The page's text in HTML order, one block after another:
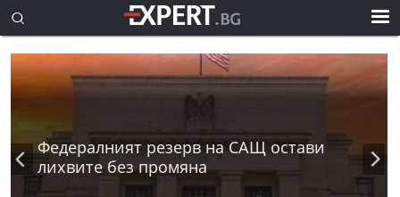
Федералният резерв на САЩ остави
лихвите без промяна